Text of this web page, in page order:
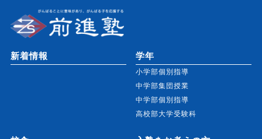
新着情報 学年
小学部個別指導
中学部集団授業
中学部個別指導
高校部大学受験科